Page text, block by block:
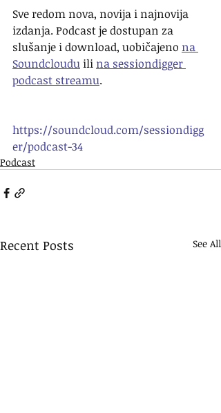
Sve redom nova, novija i najnovija
izdanja. Podcast je dostupan za
slušanje i download, uobičajeno na
Soundcloudu ili na sessiondigger
podcast streamu.
https://soundcloud.com/sessiondigg
er/podcast-34
Podcast
Recent Posts See All